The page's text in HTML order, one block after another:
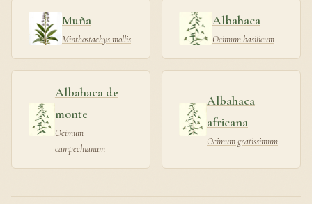
Muña
Minthostachys mollis
Albahaca
Ocimum basilicum
Albahaca de
monte
Ocimum
campechianum
Albahaca
africana
Ocimum gratissimum